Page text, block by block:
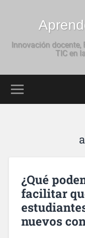
Innovación docente,
TIC en
¿Qué
facilitar
nuevos